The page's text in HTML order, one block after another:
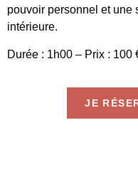
pouvoir personnel et une
intérieure.
Durée : 1h00 – Prix : 100
JE